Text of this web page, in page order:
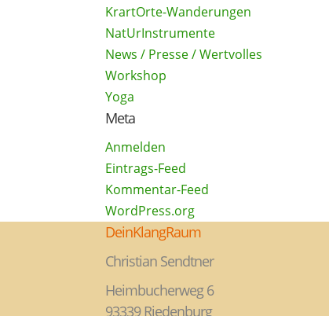
KrartOrte-Wanderungen
NatUrInstrumente
News / Presse / Wertvolles
Workshop
Yoga
Meta
Anmelden
Eintrags-Feed
Kommentar-Feed
WordPress.org
DeinKlangRaum
Christian Sendtner
Heimbucherweg 6
93339 Riedenburg